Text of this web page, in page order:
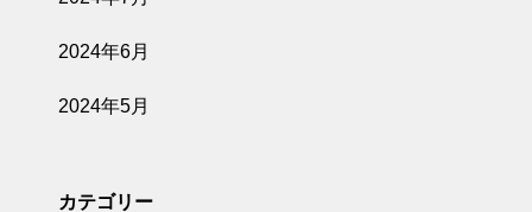
ミュゼプラチ
社が解散
2025.06.01
2024年6月
2024年5月
カテゴリー